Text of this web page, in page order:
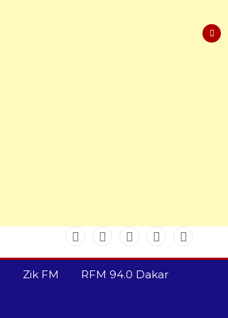
Zik FM RFM 94.0 Dakar